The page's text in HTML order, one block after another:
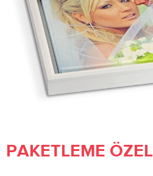
PAKETLEME